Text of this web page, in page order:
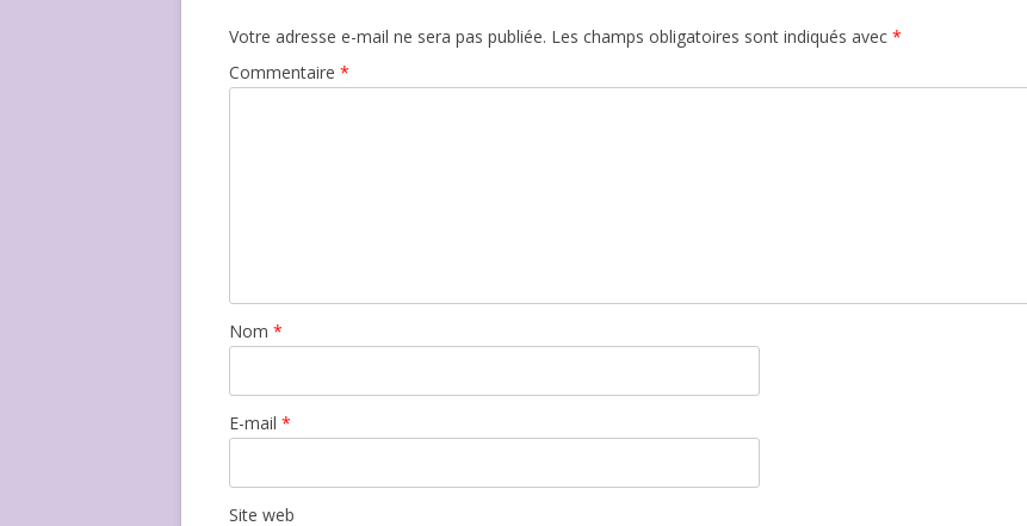
Votre adresse e-mail ne sera pas publiée. Les champs obligatoires sont indiqués avec *
Commentaire *
Nom *
E-mail *
Site web